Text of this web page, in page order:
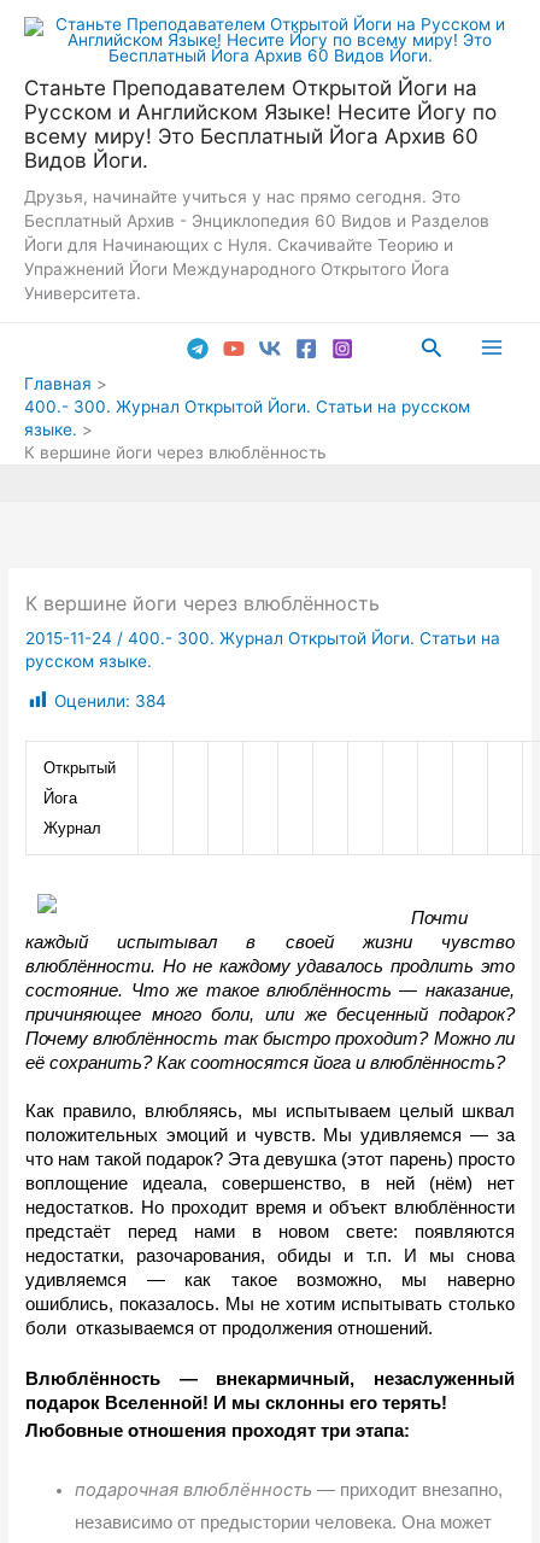
Перейти
Станьте Преподавателем Открытой Йоги на
Русском и Английском Языке! Несите Йогу по
всему миру! Это Бесплатный Йога Архив 60
Видов Йоги.
Друзья, начинайте учиться у нас прямо сегодня. Это
Бесплатный Архив - Энциклопедия 60 Видов и Разделов
Йоги для Начинающих с Нуля. Скачивайте Теорию и
Упражнений Йоги Международного Открытого Йога
Университета.
Поиск
Главная
400.- 300. Журнал Открытой Йоги. Статьи на русском
языке.
К вершине йоги через влюблённость
К вершине йоги через влюблённость
2015-11-24 /400.- 300. Журнал Открытой Йоги. Статьи на
русском языке.
Оценили: 384
Открытый
Йога
Журнал
Почти
каждый испытывал в своей жизни чувство
влюблённости. Но не каждому удавалось продлить это
состояние. Что же такое влюблённость — наказание,
причиняющее много боли, или же бесценный подарок?
Почему влюблённость так быстро проходит? Можно ли
её сохранить? Как соотносятся йога и влюблённость?
Как правило, влюбляясь, мы испытываем целый шквал
положительных эмоций и чувств. Мы удивляемся — за
что нам такой подарок? Эта девушка (этот парень) просто
воплощение идеала, совершенство, в ней (нём) нет
недостатков. Но проходит время и объект влюблённости
предстаёт перед нами в новом свете: появляются
недостатки, разочарования, обиды и т.п. И мы снова
удивляемся — как такое возможно, мы наверно
ошиблись, показалось. Мы не хотим испытывать столько
боли  отказываемся от продолжения отношений.
Влюблённость — внекармичный, незаслуженный
подарок Вселенной! И мы склонны его терять!
Любовные отношения проходят три этапа:
подарочная влюблённость — приходит внезапно,
независимо от предыстории человека. Она может